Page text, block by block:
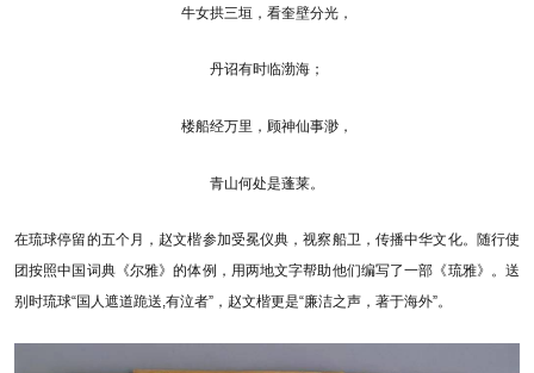
牛女拱三垣，看奎壁分光，
丹诏有时临渤海；
楼船经万里，顾神仙事渺，
青山何处是蓬莱。
在琉球停留的五个月，赵文楷参加受冕仪典，视察船卫，传播中华文化。随行使
团按照中国词典《尔雅》的体例，用两地文字帮助他们编写了一部《琉雅》。送
别时琉球“国人遮道跪送,有泣者”，赵文楷更是“廉洁之声，著于海外”。